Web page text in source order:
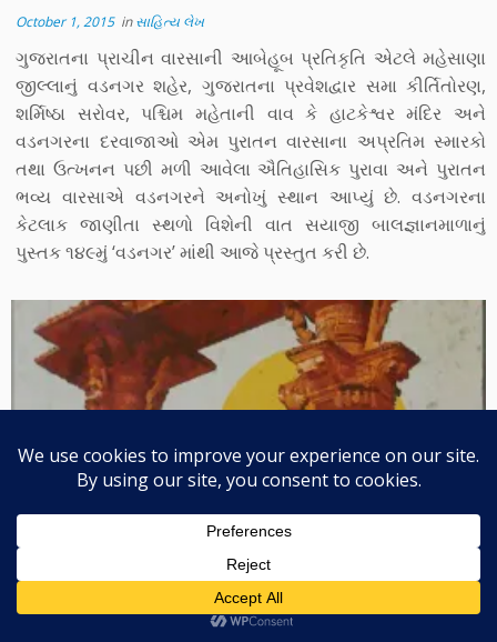
October 1, 2015inસાહિત્ય લેખ
ગુજરાતના પ્રાચીન વારસાની આબેહૂબ પ્રતિકૃતિ એટલે મહેસાણા
જીલ્લાનું વડનગર શહેર, ગુજરાતના પ્રવેશદ્વાર સમા કીર્તિતોરણ,
શર્મિષ્ઠા સરોવર, પશ્ચિમ મહેતાની વાવ કે હાટકેશ્વર મંદિર અને
વડનગરના દરવાજાઓ એમ પુરાતન વારસાના અપ્રતિમ સ્મારકો
તથા ઉત્ખનન પછી મળી આવેલા ઐતિહાસિક પુરાવા અને પુરાતન
ભવ્ય વારસાએ વડનગરને અનોખું સ્થાન આપ્યું છે. વડનગરના
કેટલાક જાણીતા સ્થળો વિશેની વાત સયાજી બાલજ્ઞાનમાળાનું
પુસ્તક ૧૪૯મું ‘વડનગર’ માંથી આજે પ્રસ્તુત કરી છે.